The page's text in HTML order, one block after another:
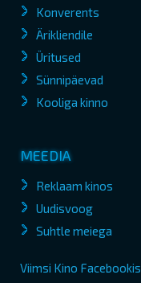
Konverents
Ärikliendile
Üritused
Sünnipäevad
Kooliga kinno
MEEDIA
Reklaam kinos
Uudisvoog
Suhtle meiega
Viimsi Kino Facebookis